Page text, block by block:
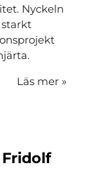
Nyckeln
Läs mer »